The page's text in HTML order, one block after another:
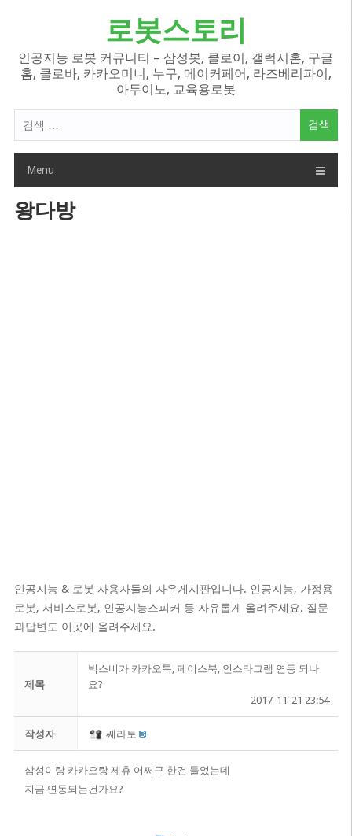
로봇스토리
인공지능 로봇 커뮤니티 – 삼성봇, 클로이, 갤럭시홈, 구글
홈, 클로바, 카카오미니, 누구, 메이커페어, 라즈베리파이,
아두이노, 교육용로봇
색
Menu
왕다방
인공지능 & 로봇 사용자들의 자유게시판입니다. 인공지능, 가정용
로봇, 서비스로봇, 인공지능스피커 등 자유롭게 올려주세요. 질문
과답변도 이곳에 올려주세요.
제목
빅스비가 카카오톡, 페이스북, 인스타그램 연동 되나
요?
2017-11-21 23:54
작성자 쎄라토
삼성이랑 카카오랑 제휴 어쩌구 한건 들었는데
지금 연동되는건가요?